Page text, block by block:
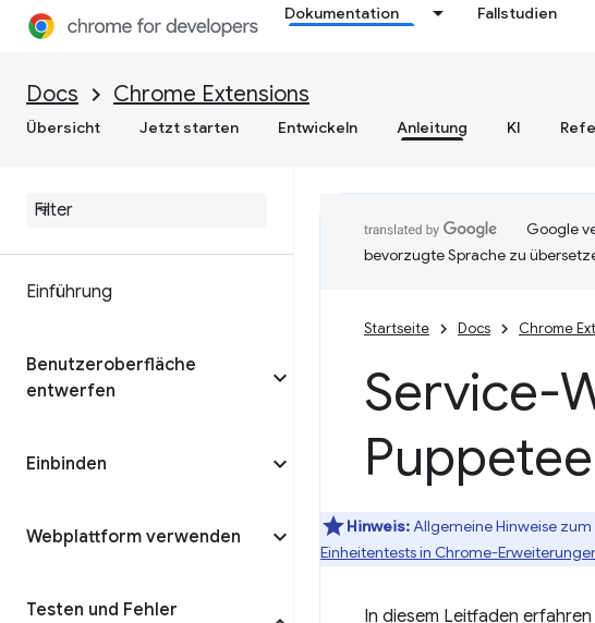
Dokumentation Fallstudien
Docs Chrome Extensions
Übersicht Jetzt starten Entwickeln Anleitung KI
Einführung
Benutzeroberfläche
entwerfen
Einbinden
Webplattform verwenden
Testen und Fehler
Google
bevorzugte Sprache zu
Startseite Docs Chrome
Service-
Hinweis:Allgemeine Hinweise
Einheitentests in Chrome-
In diesem Leitfaden